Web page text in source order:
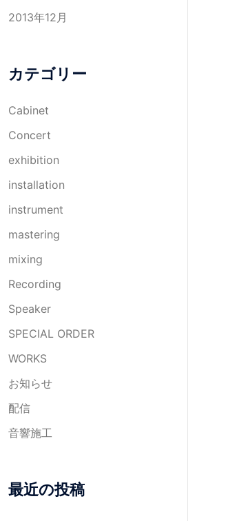
2013年12月
カテゴリー
Cabinet
Concert
exhibition
installation
instrument
mastering
mixing
Recording
Speaker
SPECIAL ORDER
WORKS
お知らせ
配信
音響施工
最近の投稿